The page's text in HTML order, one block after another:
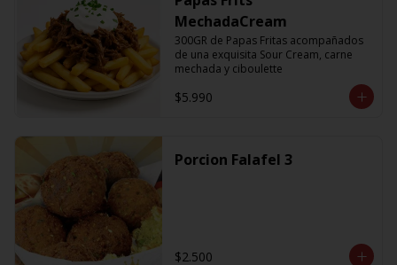
MechadaCream
300GR de Papas Fritas acompañados
de una exquisita Sour Cream, carne
mechada y ciboulette
$5.990
Porcion Falafel 3
$2.500